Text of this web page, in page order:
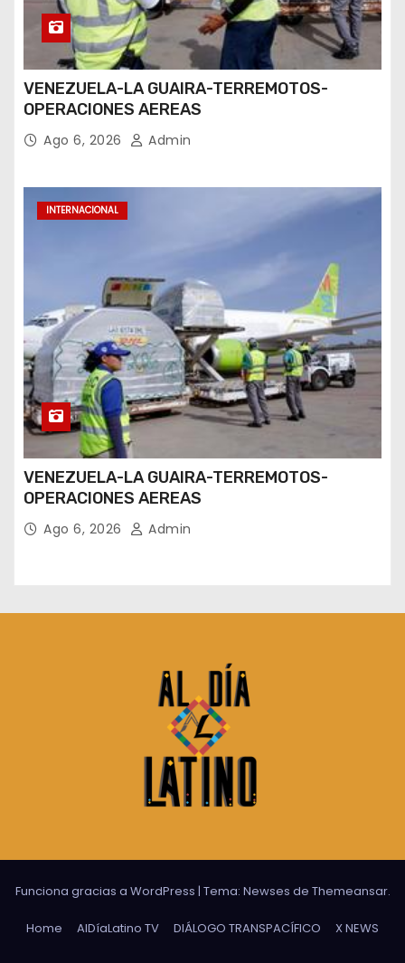
VENEZUELA-LA GUAIRA-TERREMOTOS-
OPERACIONES AEREAS
Ago 6, 2026 Admin
INTERNACIONAL
VENEZUELA-LA GUAIRA-TERREMOTOS-
OPERACIONES AEREAS
Ago 6, 2026 Admin
Funciona gracias a WordPress | Tema: Newses de Themeansar.
Home AlDíaLatino TV DIÁLOGO TRANSPACÍFICO X NEWS